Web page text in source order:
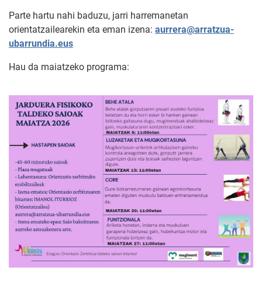
Parte hartu nahi baduzu, jarri harremanetan
orientatzailearekin eta eman izena: aurrera@arratzua-
ubarrundia.eus
Hau da maiatzeko programa: